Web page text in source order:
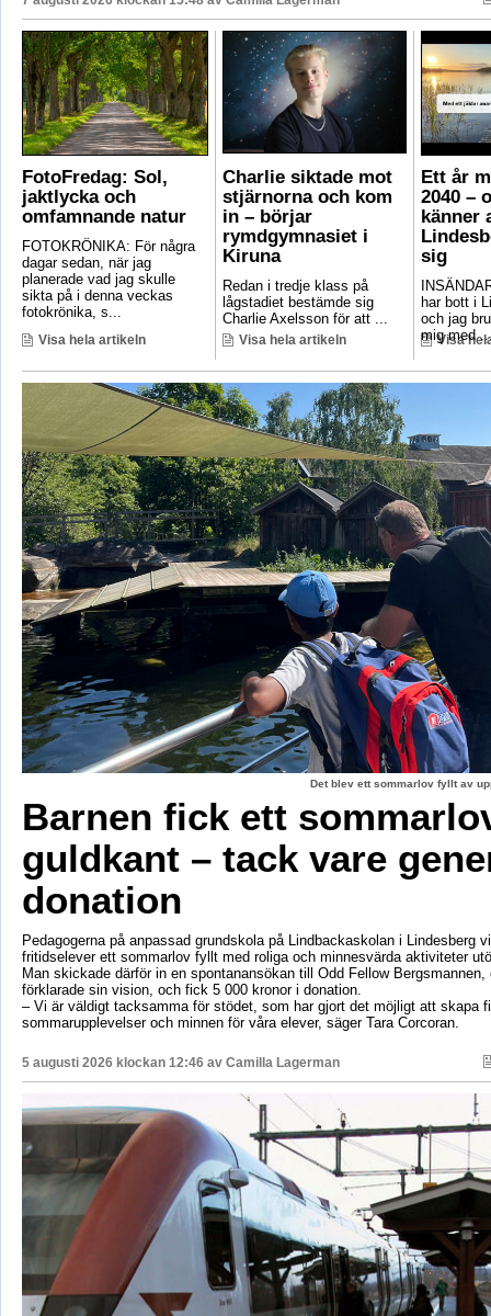
FotoFredag: Sol,
jaktlycka och
omfamnande natur
FOTOKRÖNIKA: För några
dagar sedan, när jag
planerade vad jag skulle
sikta på i denna veckas
fotokrönika, s...
Visa hela artikeln
Charlie siktade mot
stjärnorna och kom
in – börjar
rymdgymnasiet i
Kiruna
Redan i tredje klass på
lågstadiet bestämde sig
Charlie Axelsson för att ...
Visa hela artikeln
Ett år
2040 –
känner
sig
har bott i
och jag
mig med
Visa
Det blev ett sommarlov fyllt av
Barnen fick ett
guldkant – tack vare
donation
Pedagogerna på anpassad grundskola på Lindbackaskolan i Lindesberg
fritidselever ett sommarlov fyllt med roliga och minnesvärda aktiviteter
Man skickade därför in en spontanansökan till Odd Fellow Bergsmannen,
förklarade sin vision, och fick 5 000 kronor i donation.
– Vi är väldigt tacksamma för stödet, som har gjort det möjligt att skapa
sommarupplevelser och minnen för våra elever, säger Tara Corcoran.
5 augusti 2026 klockan 12:46 av Camilla Lagerman